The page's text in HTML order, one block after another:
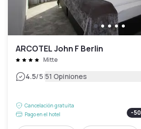
ARCOTEL John F Berlin
Mitte
4.5/5|51 Opiniones
Cancelación gratuita
Pago en el hotel
-50